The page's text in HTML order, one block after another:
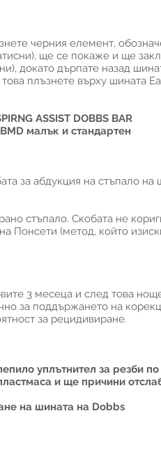
черния елемент,
ще се покаже и ще
докато дърпате назад
плъзнете върху шината
ASSIST DOBBS BAR
малък и стандартен
за абдукция на стъпало
стъпало. Скобата не
Понсети (метод, който
3 месеца и след това
за поддържането на
за рецидивиране.
уплътнител за резби
и ще причини
на шината на Dobbs